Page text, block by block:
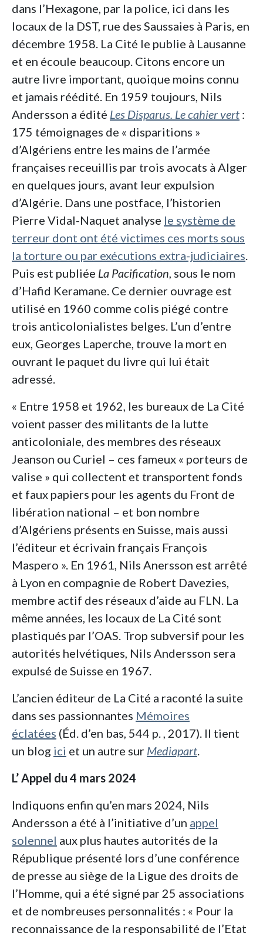
dans l’Hexagone, par la police, ici dans les
locaux de la DST, rue des Saussaies à Paris, en
décembre 1958. La Cité le publie à Lausanne
et en écoule beaucoup. Citons encore un
autre livre important, quoique moins connu
et jamais réédité. En 1959 toujours, Nils
Andersson a édité Les Disparus. Le cahier vert :
175 témoignages de « disparitions »
d’Algériens entre les mains de l’armée
françaises receuillis par trois avocats à Alger
en quelques jours, avant leur expulsion
d’Algérie. Dans une postface, l’historien
Pierre Vidal-Naquet analyse le système de
terreur dont ont été victimes ces morts sous
la torture ou par exécutions extra-judiciaires
Puis est publiée La Pacification , sous le nom
d’Hafid Keramane. Ce dernier ouvrage est
utilisé en 1960 comme colis piégé contre
trois anticolonialistes belges. L’un d’entre
eux, Georges Laperche, trouve la mort en
ouvrant le paquet du livre qui lui était
adressé.
« Entre 1958 et 1962, les bureaux de La Cité
voient passer des militants de la lutte
anticoloniale, des membres des réseaux
Jeanson ou Curiel – ces fameux « porteurs de
valise » qui collectent et transportent fonds
et faux papiers pour les agents du Front de
libération national – et bon nombre
d’Algériens présents en Suisse, mais aussi
l’éditeur et écrivain français François
Maspero ». En 1961, Nils Anersson est arrêté
à Lyon en compagnie de Robert Davezies,
membre actif des réseaux d’aide au FLN. La
même années, les locaux de La Cité sont
plastiqués par l’OAS. Trop subversif pour les
autorités helvétiques, Nils Andersson sera
expulsé de Suisse en 1967.
L’ancien éditeur de La Cité a raconté la suite
dans ses passionnantes Mémoires
éclatées (Éd. d’en bas, 544 p. , 2017). Il tient
un blog ici et un autre sur Mediapart
L’ Appel du 4 mars 2024
Indiquons enfin qu’en mars 2024, Nils
Andersson a été à l’initiative d’un appel
solennel aux plus hautes autorités de la
République présenté lors d’une conférence
de presse au siège de la Ligue des droits de
l’Homme, qui a été signé par 25 associations
et de nombreuses personnalités : « Pour la
reconnaissance de la responsabilité de l’Etat